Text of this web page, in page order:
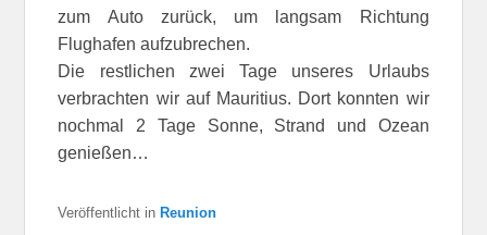
zum Auto zurück, um langsam Richtung
Flughafen aufzubrechen.
Die restlichen zwei Tage unseres Urlaubs
verbrachten wir auf Mauritius. Dort konnten wir
nochmal 2 Tage Sonne, Strand und Ozean
genießen…
Veröffentlicht in Reunion